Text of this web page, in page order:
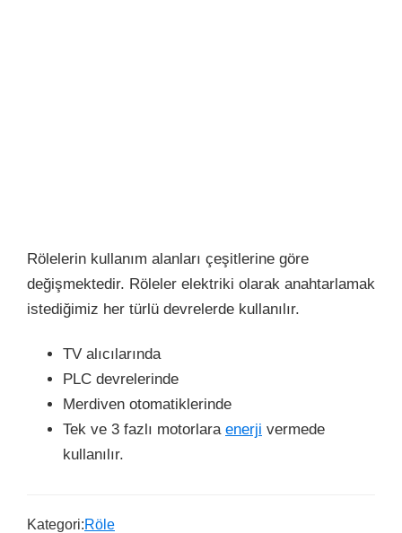
Rölelerin kullanım alanları çeşitlerine göre
değişmektedir. Röleler elektriki olarak anahtarlamak
istediğimiz her türlü devrelerde kullanılır.
TV alıcılarında
PLC devrelerinde
Merdiven otomatiklerinde
Tek ve 3 fazlı motorlara enerji vermede
kullanılır.
Kategori:Röle